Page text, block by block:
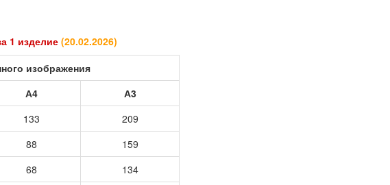
изделие (20.02.2026)
изображения
А4
А3
133
209
88
159
68
134